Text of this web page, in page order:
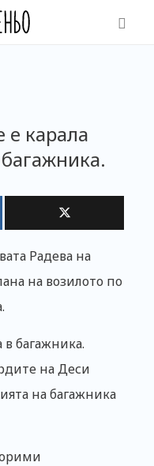
е карала
Радева на
на возилото по
багажника.
на Деси
на багажника